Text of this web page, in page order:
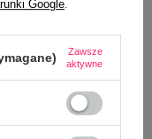
Google.
Zawsze
aktywne